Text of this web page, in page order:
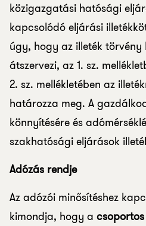
közigazgatási hatósági
kapcsolódó eljárási
úgy, hogy az illeték
átszervezi, az 1. sz.
2. sz. mellékletében az
határozza meg. A
könnyítésére és
szakhatósági eljárások
Adózás rendje
Az adózói minősítéshez
kimondja, hogy a